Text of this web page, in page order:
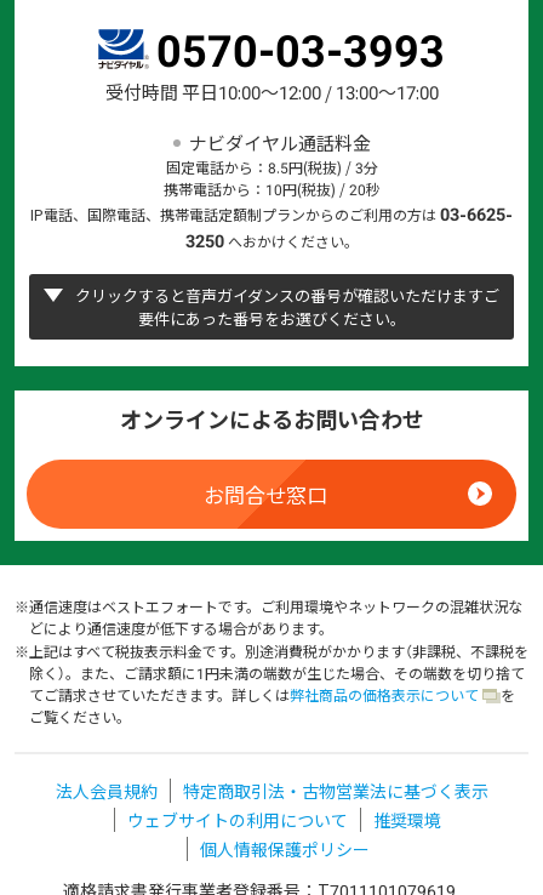
0570-03-3993
受付時間 平日10:00～12:00 / 13:00～17:00
ナビダイヤル通話料金
固定電話から：8.5円(税抜) / 3分
携帯電話から：10円(税抜) / 20秒
IP電話、国際電話、携帯電話定額制プランからのご利用の方は03-6625-
3250へおかけください。
クリックすると音声ガイダンスの番号が確認いただけますご
要件にあった番号をお選びください。
オンラインによるお問い合わせ
お問合せ窓口
※通信速度はベストエフォートです。ご利用環境やネットワークの混雑状況な
どにより通信速度が低下する場合があります。
※上記はすべて税抜表示料金です。別途消費税がかかります（非課税、不課税を
除く）。また、 ご請求額に1円未満の端数が生じた場合、その端数を切り捨て
てご請求させていただきます。詳しくは弊社商品の価格表示について
を
ご覧ください。
法人会員規約
特定商取引法・古物営業法に基づく表示
ウェブサイトの利用について
推奨環境
個人情報保護ポリシー
適格請求書発行事業者登録番号：T7011101079619